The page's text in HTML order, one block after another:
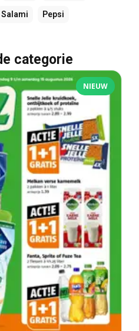
Salami Pepsi
categorie
NIEUW